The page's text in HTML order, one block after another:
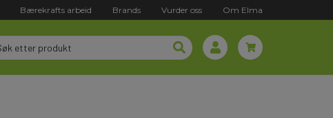
Bærekrafts arbeid Brands Vurder oss Om Elma